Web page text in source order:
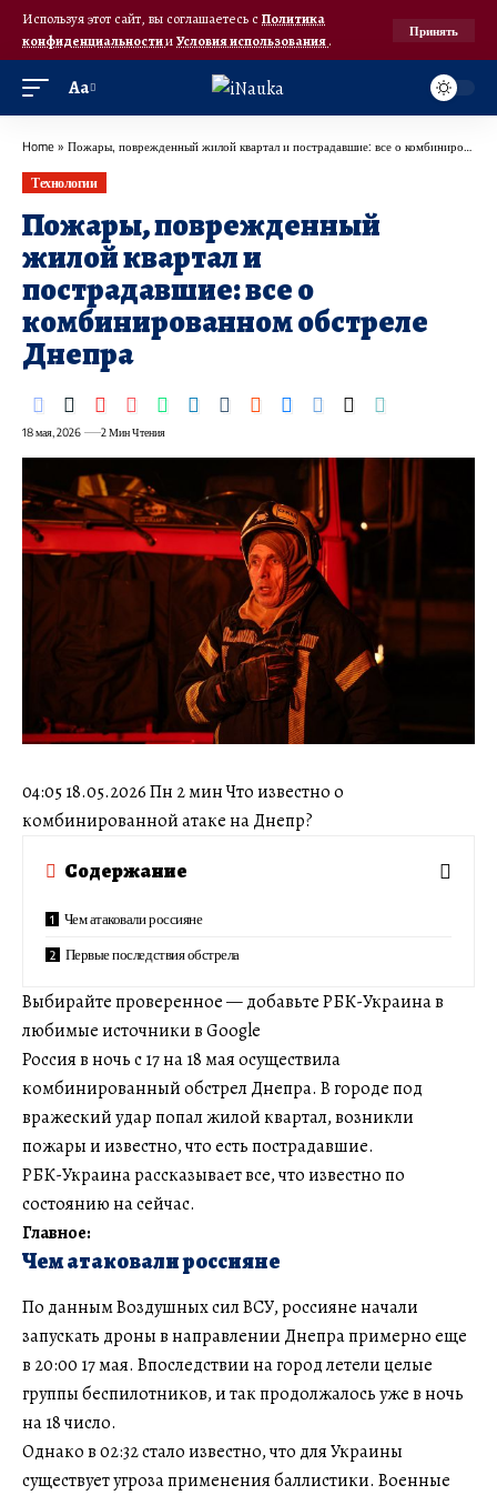
Используя этот сайт, вы соглашаетесь с Политика
конфиденциальностииУсловия использования.
Принять
Аа
Home » Пожары, поврежденный жилой квартал и пострадавшие: все о комбинированном обстреле Днепра
Технологии
Пожары, поврежденный
жилой квартал и
пострадавшие: все о
комбинированном обстреле
Днепра
18 мая, 2026 2 Мин Чтения
04:05 18.05.2026 Пн 2 мин Что известно о
комбинированной атаке на Днепр?
Содержание
Чем атаковали россияне
Первые последствия обстрела
Выбирайте проверенное — добавьте РБК-Украина в
любимые источники в Google
Россия в ночь с 17 на 18 мая осуществила
комбинированный обстрел Днепра. В городе под
вражеский удар попал жилой квартал, возникли
пожары и известно, что есть пострадавшие.
РБК-Украина рассказывает все, что известно по
состоянию на сейчас.
Главное:
Чем атаковали россияне
По данным Воздушных сил ВСУ, россияне начали
запускать дроны в направлении Днепра примерно еще
в 20:00 17 мая. Впоследствии на город летели целые
группы беспилотников, и так продолжалось уже в ночь
на 18 число.
Однако в 02:32 стало известно, что для Украины
существует угроза применения баллистики. Военные